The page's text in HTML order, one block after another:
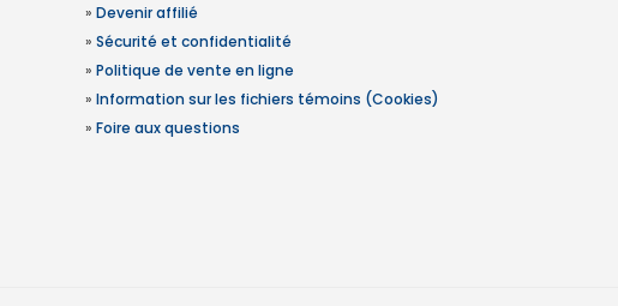
» Devenir affilié
» Sécurité et confidentialité
» Politique de vente en ligne
» Information sur les fichiers témoins (Cookies)
» Foire aux questions